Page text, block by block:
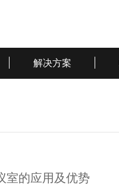
解决方案
室的应用及优势